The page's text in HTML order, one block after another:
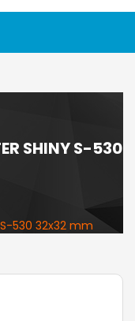
SHINY S-530
530 32x32 mm